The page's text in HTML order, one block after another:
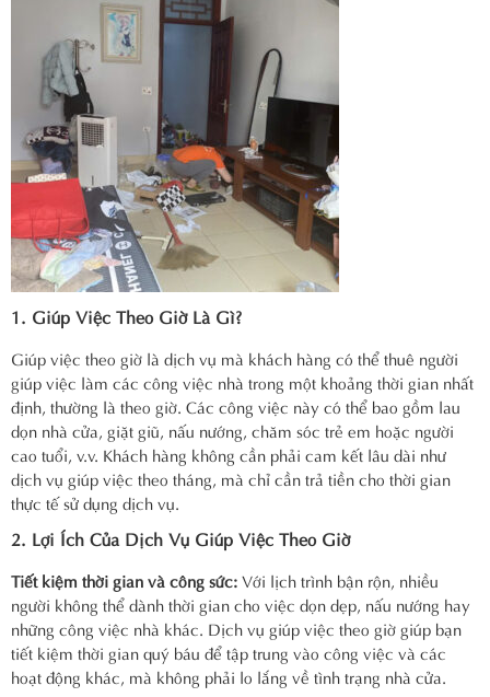
1. Giúp Việc Theo Giờ Là Gì?
Giúp việc theo giờ là dịch vụ mà khách hàng có thể thuê người
giúp việc làm các công việc nhà trong một khoảng thời gian nhất
định, thường là theo giờ. Các công việc này có thể bao gồm lau
dọn nhà cửa, giặt giũ, nấu nướng, chăm sóc trẻ em hoặc người
cao tuổi, v.v. Khách hàng không cần phải cam kết lâu dài như
dịch vụ giúp việc theo tháng, mà chỉ cần trả tiền cho thời gian
thực tế sử dụng dịch vụ.
2. Lợi Ích Của Dịch Vụ Giúp Việc Theo Giờ
Tiết kiệm thời gian và công sức:Với lịch trình bận rộn, nhiều
người không thể dành thời gian cho việc dọn dẹp, nấu nướng hay
những công việc nhà khác. Dịch vụ giúp việc theo giờ giúp bạn
tiết kiệm thời gian quý báu để tập trung vào công việc và các
hoạt động khác, mà không phải lo lắng về tình trạng nhà cửa.